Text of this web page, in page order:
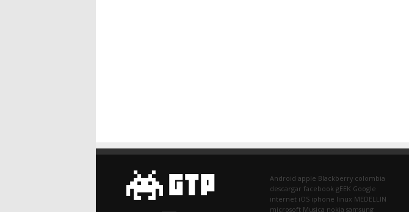
Android apple Blackberry colombia
descargar facebook gEEK Google
internet iOS iphone linux MEDELLIN
microsoft Musica nokia samsung